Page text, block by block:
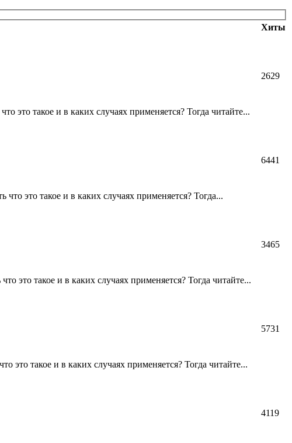
Хиты
это такое и в каких случаях применяется? Тогда читайте...
2629
это такое и в каких случаях применяется? Тогда...
6441
это такое и в каких случаях применяется? Тогда читайте...
3465
это такое и в каких случаях применяется? Тогда читайте...
5731
4119